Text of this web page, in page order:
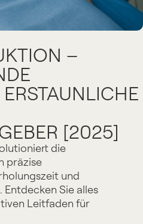
–
[2025]
die
präzise
und
Sie alles
Leitfaden für